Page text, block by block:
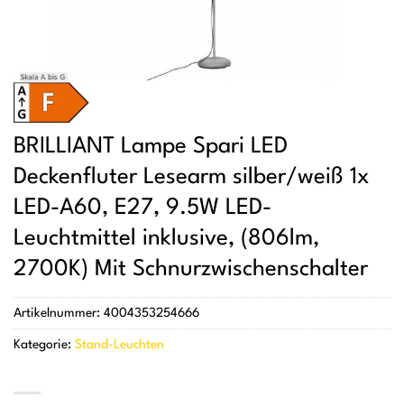
BRILLIANT Lampe Spari LED
Deckenfluter Lesearm silber/weiß 1x
LED-A60, E27, 9.5W LED-
Leuchtmittel inklusive, (806lm,
2700K) Mit Schnurzwischenschalter
Artikelnummer: 4004353254666
Kategorie: Stand-Leuchten